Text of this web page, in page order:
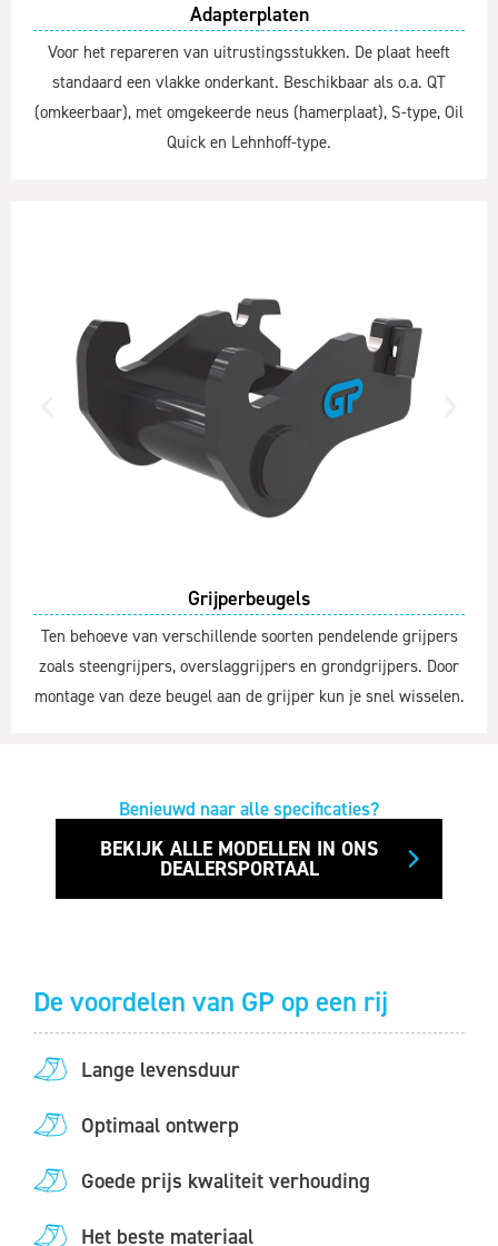
Adapterplaten
Voor het repareren van uitrustingsstukken. De plaat heeft
standaard een vlakke onderkant. Beschikbaar als o.a. QT
(omkeerbaar), met omgekeerde neus (hamerplaat), S-type, Oil
Quick en Lehnhoff-type.
Grijperbeugels
Ten behoeve van verschillende soorten pendelende grijpers
zoals steengrijpers, overslaggrijpers en grondgrijpers. Door
montage van deze beugel aan de grijper kun je snel wisselen.
Benieuwd naar alle specificaties?
BEKIJK ALLE MODELLEN IN ONS
DEALERSPORTAAL
De voordelen van GP op een rij
Lange levensduur
Optimaal ontwerp
Goede prijs kwaliteit verhouding
Het beste materiaal